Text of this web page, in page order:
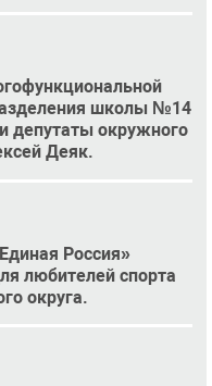
школы №14
депутаты окружного
Деяк.
Россия»
любителей спорта
округа.